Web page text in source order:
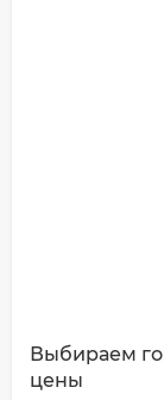
Выбираем
цены